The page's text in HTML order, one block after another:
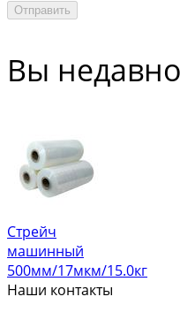
Отправить
Вы
Стрейч
машинный
500мм/17мкм/15.0кг
Наши контакты